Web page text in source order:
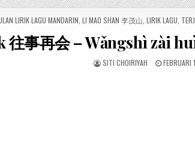
LIRIK LAGU MANDARIN LI MAO SHAN 李茂山 LIRIK LAGU
事再会 – Wǎngshì zài
SITI CHOIRIYAH